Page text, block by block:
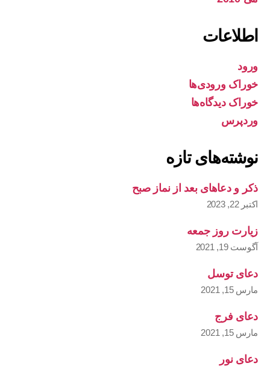
اطلاعات
ورود
خوراک ورودی‌ها
خوراک دیدگاه‌ها
وردپرس
نوشته‌های تازه
ذکر و دعاهای بعد از نماز صبح
اکتبر 22, 2023
زیارت روز جمعه
آگوست 19, 2021
دعای توسل
مارس 15, 2021
دعای فرج
مارس 15, 2021
دعای نور